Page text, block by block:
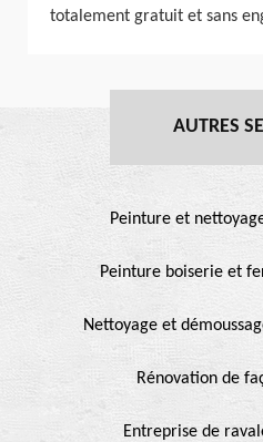
totalement gratuit et sans
AUTRES
Peinture et
Peinture boiserie et
Nettoyage et
Rénovation de
Entreprise de